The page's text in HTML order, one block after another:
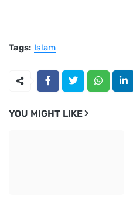
Tags: Islam
YOU MIGHT LIKE